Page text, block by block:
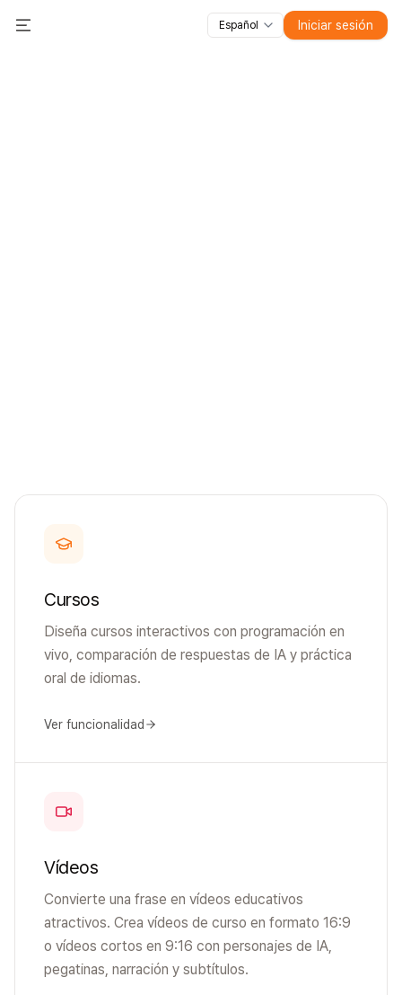
Todas las funciones VídeosDiapositivas PruebasMódulos
Toggle Menu
Español Iniciar sesión
Cursos
Diseña cursos interactivos con programación en
vivo, comparación de respuestas de IA y práctica
oral de idiomas.
Ver funcionalidad
Vídeos
Convierte una frase en vídeos educativos
atractivos. Crea vídeos de curso en formato 16:9
o vídeos cortos en 9:16 con personajes de IA,
pegatinas, narración y subtítulos.